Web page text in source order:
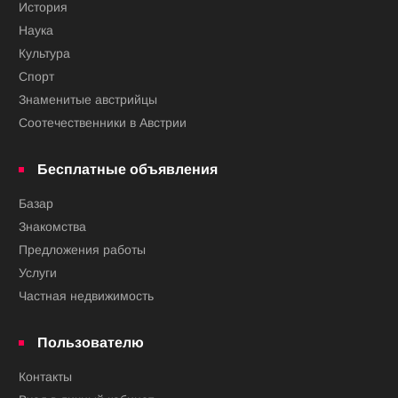
История
Наука
Культура
Спорт
Знаменитые австрийцы
Соотечественники в Австрии
Бесплатные объявления
Базар
Знакомства
Предложения работы
Услуги
Частная недвижимость
Пользователю
Контакты